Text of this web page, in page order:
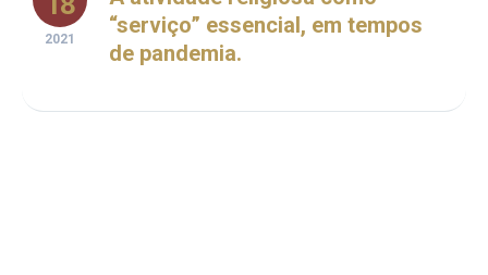
2021
“serviço” essencial, em tempos
de pandemia.